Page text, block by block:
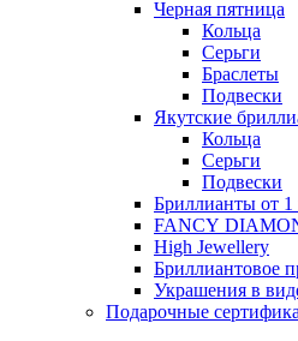
Черная пятница
Кольца
Серьги
Браслеты
Подвески
Якутские
Кольца
Серьги
Подвески
Бриллианты от 1
FANCY
High Jewellery
Бриллиантовое
Украшения в
Подарочные